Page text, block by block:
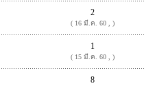
2
( 16 มี.ค. 60 , )
1
( 15 มี.ค. 60 , )
8